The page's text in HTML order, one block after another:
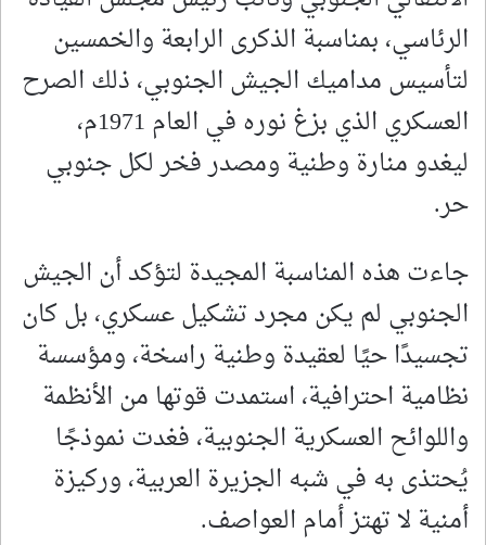
الرئاسي، بمناسبة الذكرى الرابعة والخمسين
لتأسيس مداميك الجيش الجنوبي، ذلك الصرح
العسكري الذي بزغ نوره في العام 1971م،
ليغدو منارة وطنية ومصدر فخر لكل جنوبي
حر.
جاءت هذه المناسبة المجيدة لتؤكد أن الجيش
الجنوبي لم يكن مجرد تشكيل عسكري، بل كان
تجسيدًا حيًا لعقيدة وطنية راسخة، ومؤسسة
نظامية احترافية، استمدت قوتها من الأنظمة
واللوائح العسكرية الجنوبية، فغدت نموذجًا
يُحتذى به في شبه الجزيرة العربية، وركيزة
أمنية لا تهتز أمام العواصف.